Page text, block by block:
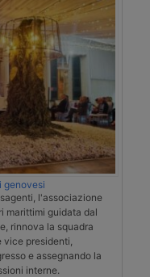
genovesi
l'associazione
marittimi guidata dal
rinnova la squadra
presidenti,
e assegnando la
interne.